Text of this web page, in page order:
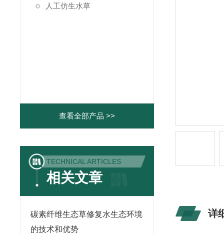
人工仿生水草
查看全部产品 >>
TECHNICAL ARTICLES
相关文章
碳素纤维生态草修复水生态环境
的技术和优势
详